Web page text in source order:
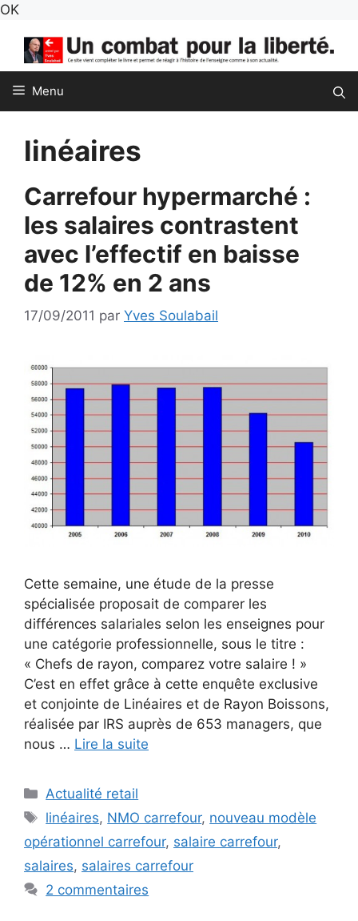
OKAller
contenu
Menu
linéaires
Carrefour hypermarché :
les salaires contrastent
avec l’effectif en baisse
de 12% en 2 ans
17/09/2011 par Yves Soulabail
Cette semaine, une étude de la presse
spécialisée proposait de comparer les
différences salariales selon les enseignes pour
une catégorie professionnelle, sous le titre :
« Chefs de rayon, comparez votre salaire ! »
C’est en effet grâce à cette enquête exclusive
et conjointe de Linéaires et de Rayon Boissons,
réalisée par IRS auprès de 653 managers, que
nous … Lire la suite
Catégories
Actualité retail
Étiquettes
linéaires, NMO carrefour, nouveau modèle
opérationnel carrefour, salaire carrefour,
salaires, salaires carrefour
2 commentaires